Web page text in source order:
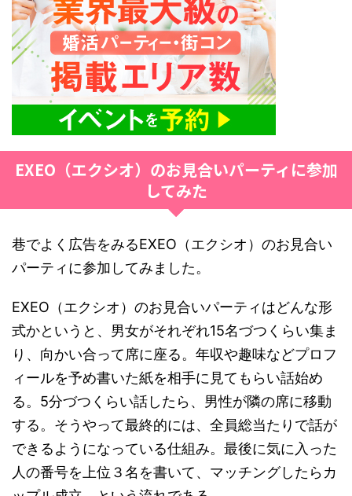
EXEO（エクシオ）のお見合いパーティに参加
してみた
巷でよく広告をみるEXEO（エクシオ）のお見合い
パーティに参加してみました。
EXEO（エクシオ）のお見合いパーティはどんな形
式かというと、男女がそれぞれ15名づつくらい集ま
り、向かい合って席に座る。年収や趣味などプロフ
ィールを予め書いた紙を相手に見てもらい話始め
る。5分づつくらい話したら、男性が隣の席に移動
する。そうやって最終的には、全員総当たりで話が
できるようになっている仕組み。最後に気に入った
人の番号を上位３名を書いて、マッチングしたらカ